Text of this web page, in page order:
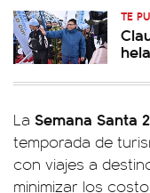
TE
La Semana Santa
temporada de
con viajes a
minimizar los